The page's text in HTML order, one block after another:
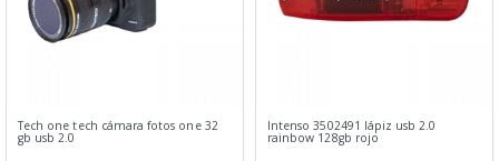
Tech one tech cámara fotos one 32
gb usb 2.0
Intenso 3502491 lápiz usb 2.0
rainbow 128gb rojo